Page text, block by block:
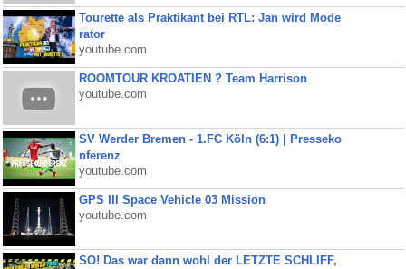
Tourette als Praktikant bei RTL: Jan wird Mode
rator
youtube.com
ROOMTOUR KROATIEN ? Team Harrison
youtube.com
SV Werder Bremen - 1.FC Köln (6:1) | Presseko
nferenz
youtube.com
GPS III Space Vehicle 03 Mission
youtube.com
SO! Das war dann wohl der LETZTE SCHLIFF,